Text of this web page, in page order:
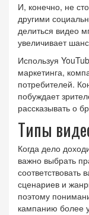
И, конечно, не
другими
делиться видео
увеличивает
Используя
маркетинга,
потребителей.
побуждает
рассказывать о
Типы
Когда дело
важно выбрать
сценариев и
поэтому
кампанию более